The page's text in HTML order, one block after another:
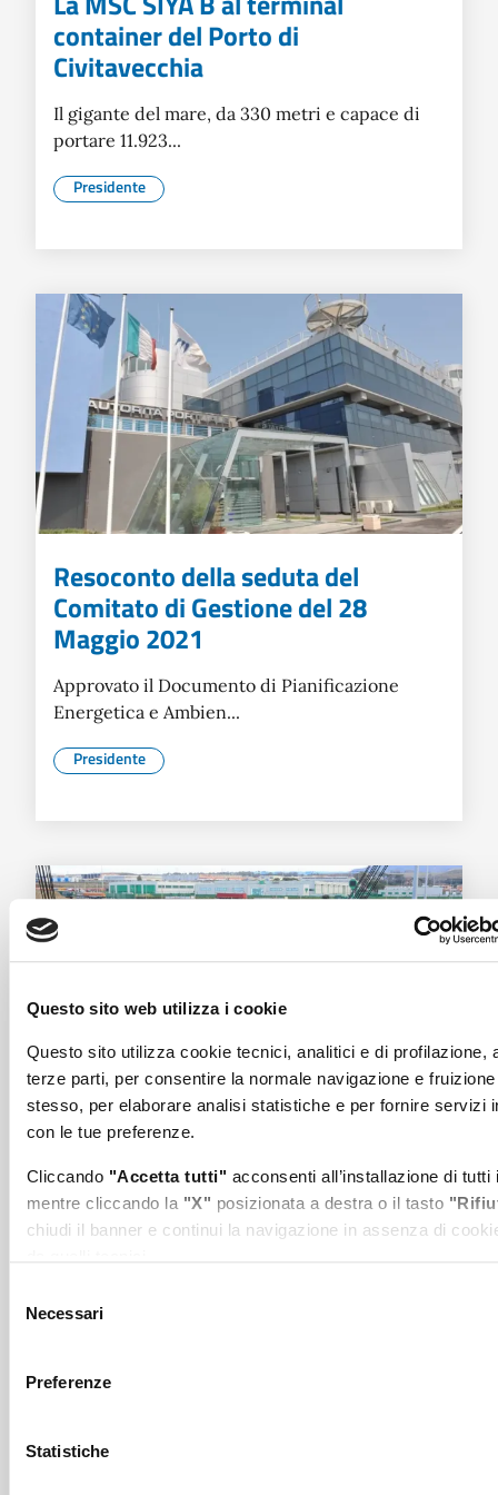
Questo sito web utilizza i cookie
Questo sito utilizza cookie tecnici, analitici e di profilazione,
terze parti, per consentire la normale navigazione e fruizione
stesso, per elaborare analisi statistiche e per fornire servizi
con le tue preferenze.
Cliccando "Accetta tutti" acconsenti all’installazione di tutti
mentre cliccando la "X" posizionata a destra o il tasto
chiudi il banner e continui la navigazione in assenza di
informativa sulla privacy
delNecessari
Preferenze
Statistiche
container del Porto di
Civitavecchia
Il gigante del mare, da 330 metri e capace di
portare 11.923...
Presidente
Resoconto della seduta del
Comitato di Gestione del 28
Maggio 2021
Approvato il Documento di Pianificazione
Energetica e Ambien...
Presidente
Digitalizzazione dei porti: siglato
protocollo d’intesa tra l’AdSP del
Mar Tirreno Centro Settentrionale
e digITAlog
dei porti e d...